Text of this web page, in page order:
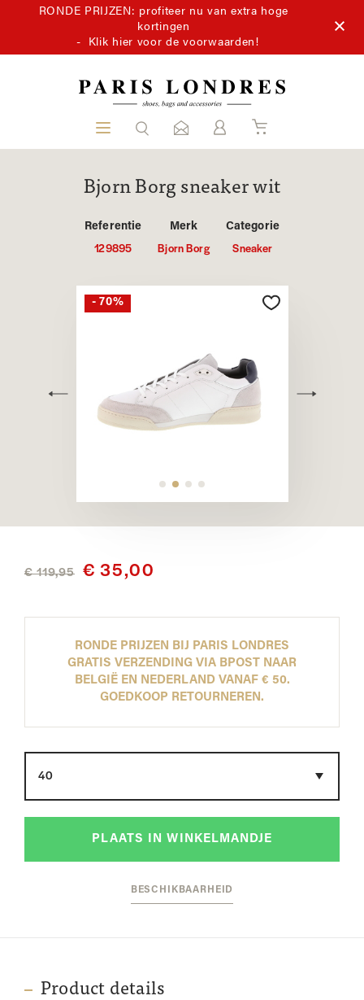
RONDE PRIJZEN: profiteer nu van extra hoge
kortingen
- Klik hier voor de voorwaarden!
Bjorn Borg sneaker wit
Referentie
129895
Merk
Bjorn Borg
Categorie
Sneaker
- 70%
€ 119,95 € 35,00
RONDE PRIJZEN BIJ PARIS LONDRES
GRATIS VERZENDING VIA BPOST NAAR
BELGIË EN NEDERLAND VANAF € 50.
GOEDKOOP RETOURNEREN.
PLAATS IN WINKELMANDJE
BESCHIKBAARHEID
Product details